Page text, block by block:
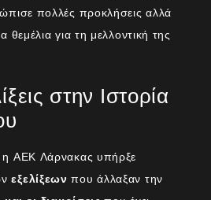
πολλές προκλήσεις αλλά
θεμέλια για τη μελλοντική της
στην Ιστορία
ΑΕΚ Λάρνακας υπήρξε
εξελίξεων που άλλαξαν την